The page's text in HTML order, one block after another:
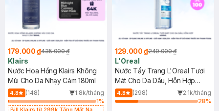
179.000 ₫435.000 ₫
Klairs
Nước Hoa Hồng Klairs Không
Mùi Cho Da Nhạy Cảm 180ml
4.8 (148)
1.8k/tháng
1%
Bill Klairs từ 299k Tặng Mặt Nạ
129.000 ₫249.000 ₫
L'Oreal
Nước Tẩy Trang L'Oreal Tươi
Mát Cho Da Dầu, Hỗn Hợp
400ml
4.8 (298)
2.1k/tháng
28%